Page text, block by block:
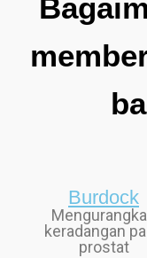
Burdock
keradangan
prostat